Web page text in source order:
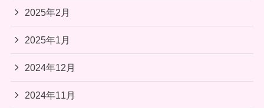
2025年2月
2025年1月
2024年12月
2024年11月